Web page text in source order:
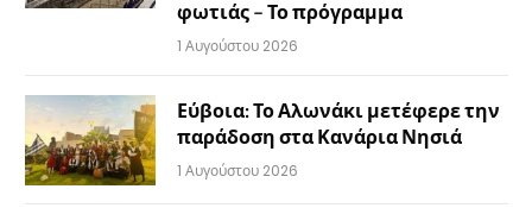
φωτιάς – Το πρόγραμμα
1 Αυγούστου 2026
Εύβοια: Το Αλωνάκι μετέφερε την
παράδοση στα Κανάρια Νησιά
1 Αυγούστου 2026